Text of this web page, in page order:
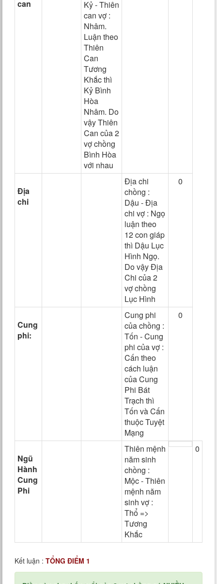
can
Kỷ - Thiên
can vợ :
Nhâm.
Luận theo
Thiên
Can
Tương
Khắc thì
Kỷ Bình
Hòa
Nhâm. Do
vậy Thiên
Can của 2
vợ chồng
Bình Hòa
với nhau
Địa
chi
Địa chi
chồng :
Dậu - Địa
chi vợ : Ngọ
luận theo
12 con giáp
thì Dậu Lục
Hình Ngọ.
Do vậy Địa
Chi của 2
vợ chồng
Lục Hình
0
Cung
phi:
Cung phi
của chồng :
Tốn - Cung
phi của vợ :
Cấn theo
cách luận
của Cung
Phi Bát
Trạch thì
Tốn và Cấn
thuộc Tuyệt
Mạng
0
Ngũ
Hành
Cung
Phi
Thiên mệnh
năm sinh
chồng :
Mộc - Thiên
mệnh năm
sinh vợ :
Thổ =>
Tương
Khắc
0
Kết luận : TỔNG ĐIỂM 1